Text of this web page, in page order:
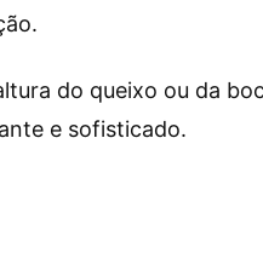
do queixo ou da
e sofisticado.